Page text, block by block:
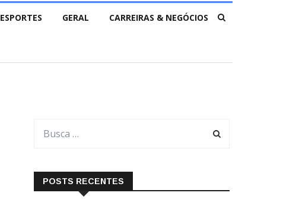
ESPORTES GERAL CARREIRAS & NEGÓCIOS
POSTS RECENTES